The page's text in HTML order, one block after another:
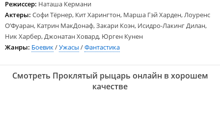
Режиссер: Наташа Кермани
Актеры: Софи Тёрнер, Кит Харингтон, Марша Гэй Харден, Лоуренс
О’Фуаран, Катрин МакДонаф, Закари Коэн, Исидро-Лакинг Дилан,
Ник Харбер, Джонатан Ховард, Юрген Кунен
Жанры: Боевик/Ужасы /Фантастика
Смотреть Проклятый рыцарь онлайн в хорошем
качестве